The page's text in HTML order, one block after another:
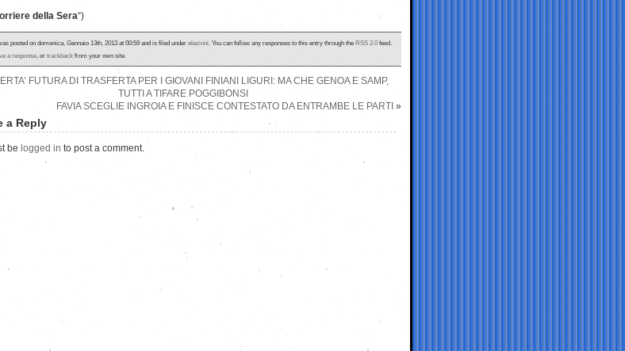
della Sera“)
posted on domenica, Gennaio 13th, 2013 at 00:59 and is filed underelezioni. You can follow any responses to this entry through theRSS 2.0feed.
a response, ortrackbackfrom your own site.
FUTURA DI TRASFERTA PER I GIOVANI FINIANI LIGURI: MA CHE GENOA E SAMP,
TUTTI A TIFARE POGGIBONSI
FAVIA SCEGLIE INGROIA E FINISCE CONTESTATO DA ENTRAMBE LE PARTI »
a Reply
be logged in to post a comment.